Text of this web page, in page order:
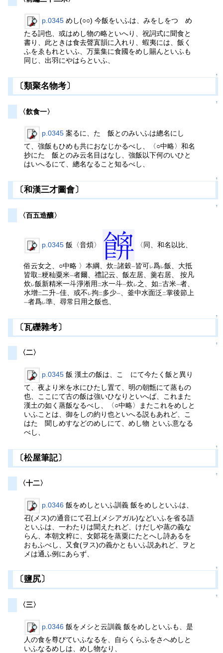
p.0345 めし(○○) 今飯をいふは、みをしをつゞめ
たる詞也、或はめし物の略といへり、祝詞式に聞食と
書り、此ときは食去聲寘韻に入れり、蝦夷には、飯く
ふをゑもれといふ、万葉集に食國をめし賜んといふも
同じ、出羽にやはらといふ、
↑
〔類聚名物考〕
↑
〈飮食一〉
p.0345 案るに、たゞ飯とのみいふは總名にし
て、強飯もひめも共におなじかるべし、〈○中略〉和名
抄にたゞ飯とのみ云名目はなし、強飯以下何のいひと
はいへるにて、總名なること知るべし、
↑
〔和漢三才圖會〕
↑
〈百五造釀〉
p.0345 飯〈音煩〉 〈同、和名以比、
俗云女之、○中略 〉本綱、炊二諸穀一皆可レ爲レ飯、大抵
皆取二粳秈粟米一者爾、禮記云、飯左居、羹右居、 按凡
炊 レ飯新精米一斗淨淅用二水一斗一炊 レ 之、如二古米一者、
水增二二升一佳、或不 レ拘二多少一、釜中水面泛二掌後節上
一者爲レ準、尋常日用之飯也、
↑
〔瓦礫雜考〕
↑
〈二〉
p.0345 飯 漢土の飯は、こゝにて今たく飯と異り
て、夜より米を水にひたし置て、明の朝甑にて蒸もの
也、ここにて古の飯は強いひなりといへば、これまた
漢土の如く蒸飯なるべし、〈○中略〉またこれをめしと
いふことは、御をしの約り也といへる説もあれど、こ
はたゞ聞しめすなどのめしにて、めし物 といふ意なる
べし、
↑
〔松屋筆記〕
↑
〈十二〉
p.0346 飯をめしといふ訓義 飯をめしといふは、
召(メス)の通音にて召上(メシアガル)などいふを省る語
といふは、一わたりは聞えたれど、けだしや蒸の義な
らん、本朝文粹に、女郞花を蒸粟にたとへし詩あるを
おもふべし、又食(ヲス)の義かともいふ説あれど、ヲと
メは通ふ例にあらず、
↑
〔鹽尻〕
↑
〈三〉
p.0346 飯をメシと云訓義 飯をめしといふも、是
人の食を尊びていふなるを、自らくらふをさへめしと
いふなるめしは、めし物なり、